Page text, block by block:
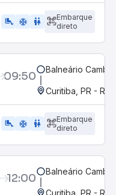
airline_seat_legroom_extra ac_unit WC
Embarque
direto
09:50 Balneário
Curitiba, PR -
airline_seat_legroom_extra ac_unit WC
Embarque
direto
12:00 Balneário
Curitiba, PR -